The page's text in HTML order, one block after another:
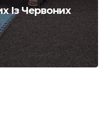
Із Червоних